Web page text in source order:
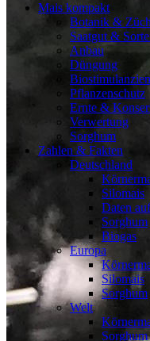
Mais kompakt
Botanik &
Saatgut &
Anbau
Düngung
Biostimulanzien
Pflanzenschutz
Ernte &
Verwertung
Sorghum
Zahlen & Fakten
Deutschland
Silomais
Daten
Sorghum
Biogas
Europa
Silomais
Sorghum
Welt
Sorghum